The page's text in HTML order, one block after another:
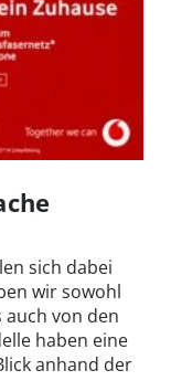
sich dabei
wir sowohl
auch von den
haben eine
anhand der